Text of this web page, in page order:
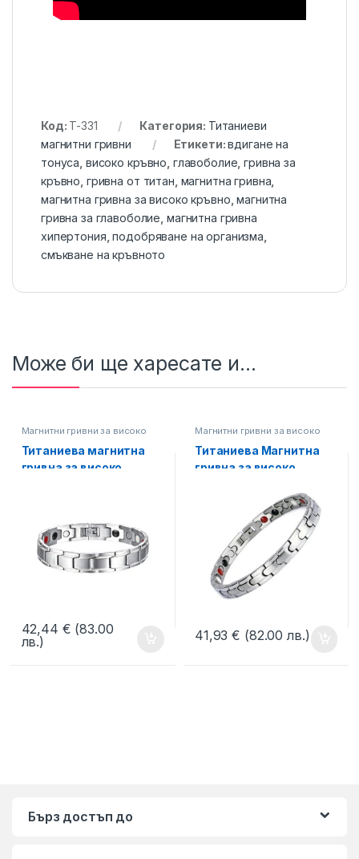
Код: T-331 Категория: Титаниеви
магнитни гривни
Етикети:вдигане на
тонуса високо кръвно главоболие ,гривна за
кръвно гривна от титан магнитна гривна
магнитна гривна за високо кръвно ,магнитна
гривна за главоболие магнитна гривна
хипертония ,подобряване на организма
смъкване на кръвното
Може би ще харесате и...
Магнитни гривни за високо
Титаниеви магнитни
гривни
Титаниева магнитна
гривна за високо
42,44 € (83.00
лв.)
Магнитни гривни за високо
Титаниеви магнитни
гривни
Титаниева Магнитна
гривна за високо
Сребриста, Код: Т-416
41,93€ (82.00 лв.)
Бърз достъп до